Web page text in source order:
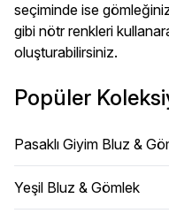
seçiminde ise
gibi nötr renkleri
oluşturabilirsiniz.
Popüler
Pasaklı Giyim Bluz &
Yeşil Bluz & Gömlek